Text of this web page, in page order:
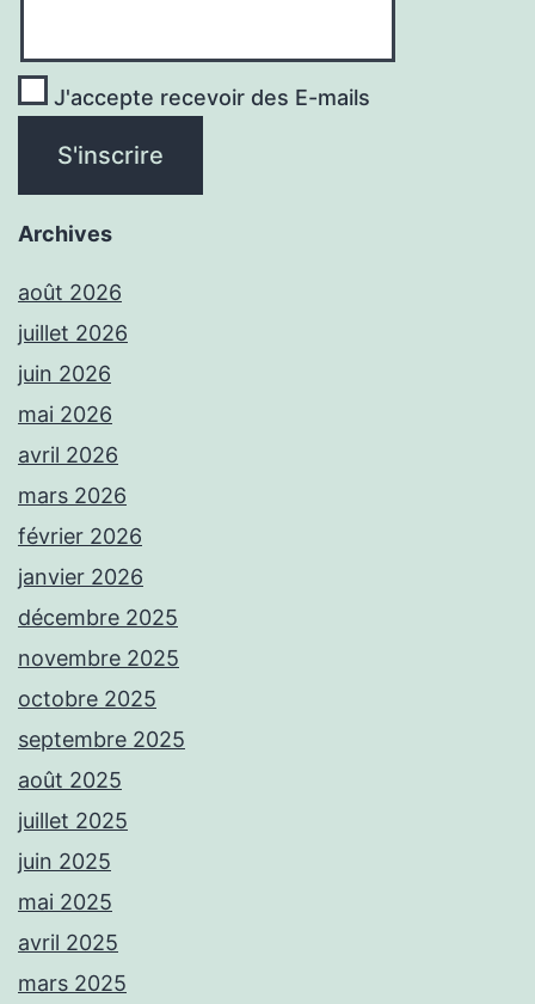
J'accepte recevoir des E-mails
Archives
août 2026
juillet 2026
juin 2026
mai 2026
avril 2026
mars 2026
février 2026
janvier 2026
décembre 2025
novembre 2025
octobre 2025
septembre 2025
août 2025
juillet 2025
juin 2025
mai 2025
avril 2025
mars 2025